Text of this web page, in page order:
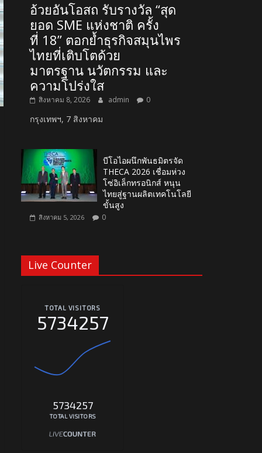
อ้วยอันโอสถ รับรางวัล “สุด
ยอด SME แห่งชาติ ครั้ง
ที่ 18” ตอกย้ำธุรกิจสมุนไพร
ไทยที่เติบโตด้วย
มาตรฐาน นวัตกรรม และ
ความโปร่งใส
สิงหาคม 8, 2026 admin 0
กรุงเทพฯ, 7 สิงหาคม
บีโอไอผนึกพันธมิตรจัด
THECA 2026 เชื่อมห่วง
โซ่อิเล็กทรอนิกส์ หนุน
ไทยสู่ฐานผลิตเทคโนโลยี
ขั้นสูง
สิงหาคม 5, 2026 0
Live Counter
TOTAL VISITORS
5734257
5734257
TOTAL VISITORS